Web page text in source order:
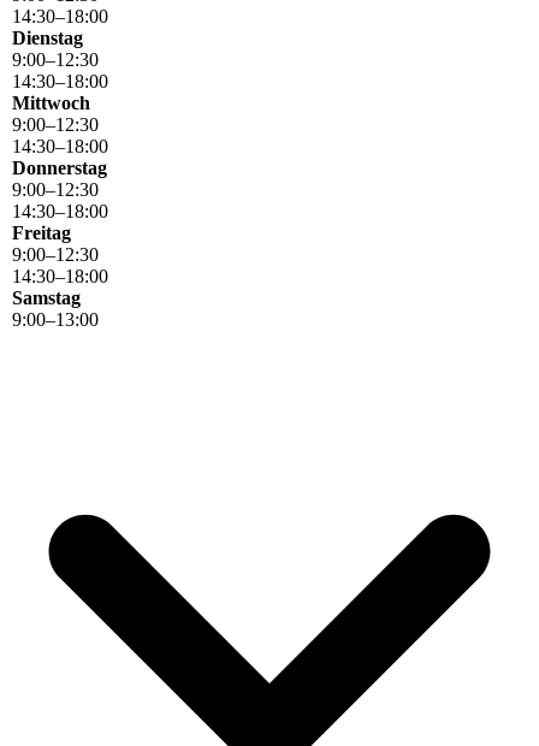
14:30–18:00
Dienstag
9:00–12:30
14:30–18:00
Mittwoch
9:00–12:30
14:30–18:00
Donnerstag
9:00–12:30
14:30–18:00
Freitag
9:00–12:30
14:30–18:00
Samstag
9:00–13:00